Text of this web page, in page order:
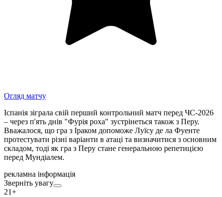
Огляд матчу
Іспанія зіграла свій перший контрольний матч перед ЧС-2026
– через п'ять днів "Фурія роха" зустрінеться також з Перу.
Вважалося, що гра з Іраком допоможе Луїсу де ла Фуенте
протестувати різні варіанти в атаці та визначитися з основним
складом, тоді як гра з Перу стане генеральною репетицією
перед Мундіалем.
рекламна інформація
Зверніть увагу
21+